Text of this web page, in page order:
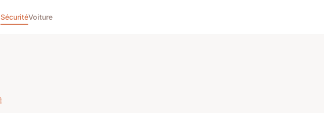
SécuritéVoiture